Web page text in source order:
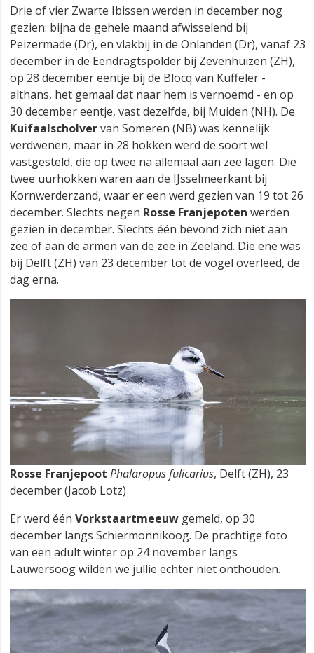
Drie of vier Zwarte Ibissen werden in december nog
gezien: bijna de gehele maand afwisselend bij
Peizermade (Dr), en vlakbij in de Onlanden (Dr), vanaf 23
december in de Eendragtspolder bij Zevenhuizen (ZH),
op 28 december eentje bij de Blocq van Kuffeler -
althans, het gemaal dat naar hem is vernoemd - en op
30 december eentje, vast dezelfde, bij Muiden (NH). De
Kuifaalscholvervan Someren (NB) was kennelijk
verdwenen, maar in 28 hokken werd de soort wel
vastgesteld, die op twee na allemaal aan zee lagen. Die
twee uurhokken waren aan de IJsselmeerkant bij
Kornwerderzand, waar er een werd gezien van 19 tot 26
december. Slechts negen Rosse Franjepoten werden
gezien in december. Slechts één bevond zich niet aan
zee of aan de armen van de zee in Zeeland. Die ene was
bij Delft (ZH) van 23 december tot de vogel overleed, de
dag erna.
Rosse Franjepoot Phalaropus fulicarius, Delft (ZH), 23
december (Jacob Lotz)
Er werd één Vorkstaartmeeuw gemeld, op 30
december langs Schiermonnikoog. De prachtige foto
van een adult winter op 24 november langs
Lauwersoog wilden we jullie echter niet onthouden.